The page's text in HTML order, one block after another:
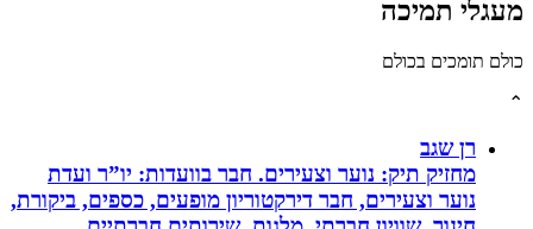
תמיכה
בכולם
רן שגב
מחזיק תיק: נוער וצעירים. חבר בוועדות: יו”ר ועדת
נוער וצעירים, חבר דירקטוריון מופעים, כספים, ביקורת,